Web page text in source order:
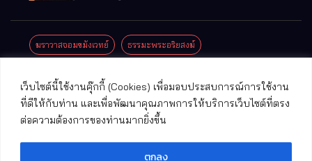
เว็บไซต์นี้ใช้งานคุ๊กกี้ (Cookies) เพื่อมอบประสบการณ์การใช้งาน
ที่ดีให้กับท่าน และเพื่อพัฒนาคุณภาพการให้บริการเว็บไซต์ที่ตรง
ต่อความต้องการของท่านมากยิ่งขึ้น
ตกลง
แล้ว วัดป่า
อ.แม่ริม
จ.เชียงใหม่
มณี
ฆราวาสจอมขมังเวทย์ ธรรมะพระอริยสงฆ์
ปาฏิหาริย์พระเครื่อง
พระพุทธรูปศักดิ์สิทธิ์ วัดที่สําคัญ